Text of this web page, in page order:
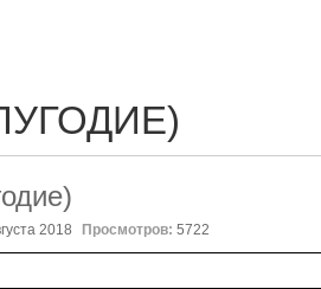
2018 Просмотров: 5722